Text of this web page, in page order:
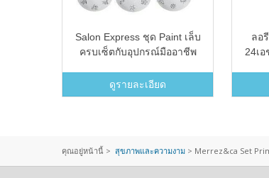
Salon Express ชุด Paint เล็บ
ครบเซ็ตกับอุปกรณ์มืออาชีพ
ดูรายละเอียด
ลอ
24เ
150
30
คุณอยู่หน้านี้ > สุขภาพและความงาม > Merrez&ca Set